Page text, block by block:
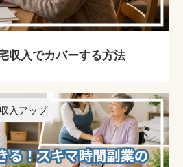
収入でカバーする方法
入アップ